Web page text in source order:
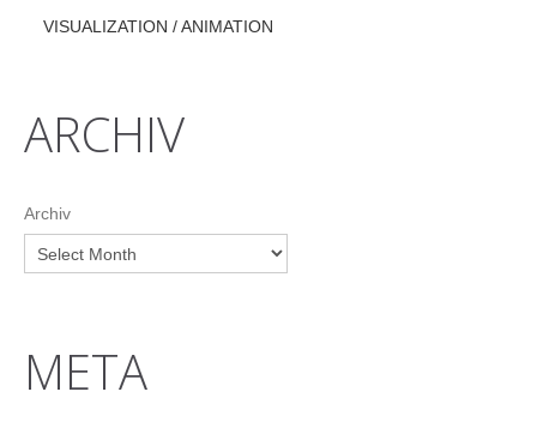
VISUALIZATION / ANIMATION
ARCHIV
Archiv
META